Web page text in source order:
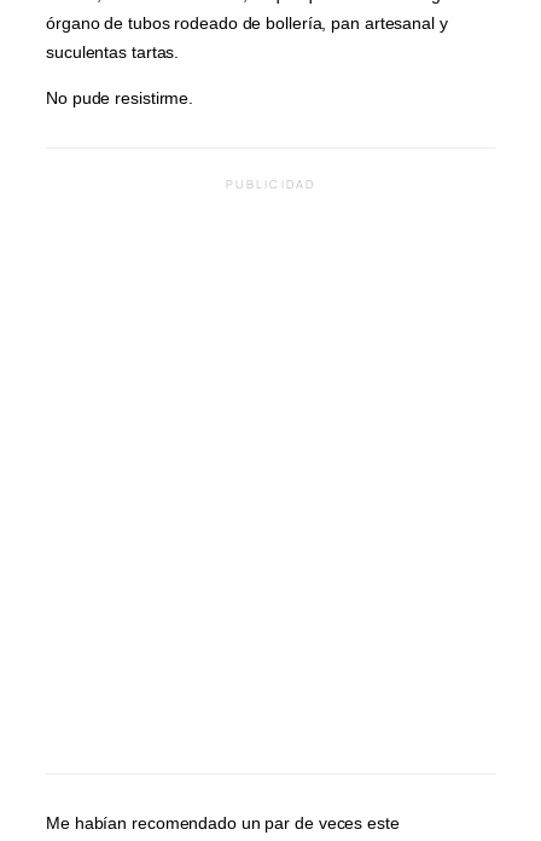
órgano de tubos rodeado de bollería, pan artesanal y
suculentas tartas.
No pude resistirme.
PUBLICIDAD
Me habían recomendado un par de veces este